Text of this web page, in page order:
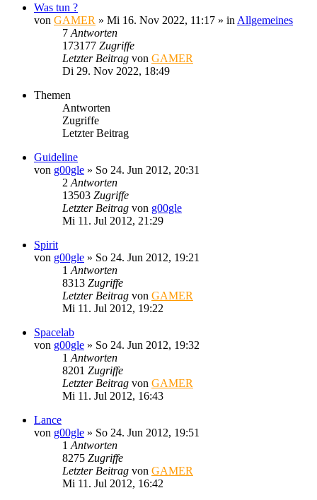
Was tun ?
von GAMER » Mi 16. Nov 2022, 11:17 » in Allgemeines
7 Antworten
173177 Zugriffe
Letzter Beitrag von GAMER
Di 29. Nov 2022, 18:49
Themen
Antworten
Zugriffe
Letzter Beitrag
Guideline
von g00gle » So 24. Jun 2012, 20:31
2 Antworten
13503 Zugriffe
Letzter Beitrag von g00gle
Mi 11. Jul 2012, 21:29
Spirit
von g00gle » So 24. Jun 2012, 19:21
1 Antworten
8313 Zugriffe
Letzter Beitrag von GAMER
Mi 11. Jul 2012, 19:22
Spacelab
von g00gle » So 24. Jun 2012, 19:32
1 Antworten
8201 Zugriffe
Letzter Beitrag von GAMER
Mi 11. Jul 2012, 16:43
Lance
von g00gle » So 24. Jun 2012, 19:51
1 Antworten
8275 Zugriffe
Letzter Beitrag von GAMER
Mi 11. Jul 2012, 16:42